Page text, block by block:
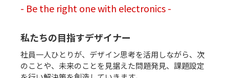
- Be the right one with electronics -
私たちの目指すデザイナー
社員一人ひとりが、デザイン思考を活用しながら、次
のことや、未来のことを見据えた問題発見、課題設定